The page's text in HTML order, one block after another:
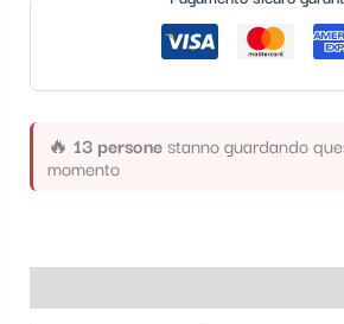
🔥 13 personestanno guardando
momento
g
o